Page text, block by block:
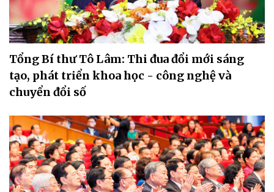
Tổng Bí thư Tô Lâm: Thi đua đổi mới sáng
tạo, phát triển khoa học - công nghệ và
chuyển đổi số